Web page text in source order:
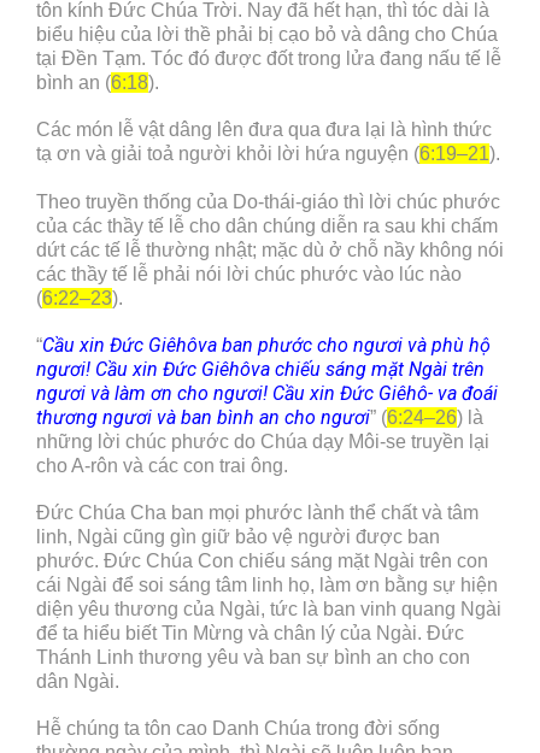
tôn kính Đức Chúa Trời. Nay đã hết hạn, thì tóc dài là
biểu hiệu của lời thề phải bị cạo bỏ và dâng cho Chúa
tại Đền Tạm. Tóc đó được đốt trong lửa đang nấu tế lễ
bình an (6:18).
Các món lễ vật dâng lên đưa qua đưa lại là hình thức
tạ ơn và giải toả người khỏi lời hứa nguyện (6:19–21).
Theo truyền thống của Do-thái-giáo thì lời chúc phước
của các thầy tế lễ cho dân chúng diễn ra sau khi chấm
dứt các tế lễ thường nhật; mặc dù ở chỗ nầy không nói
các thầy tế lễ phải nói lời chúc phước vào lúc nào
(6:22–23).
“Cầu xin Đức Giêhôva ban phước cho ngươi và phù hộ
ngươi! Cầu xin Đức Giêhôva chiếu sáng mặt Ngài trên
ngươi và làm ơn cho ngươi! Cầu xin Đức Giêhô- va đoái
thương ngươi và ban bình an cho ngươi” (6:24–26) là
những lời chúc phước do Chúa dạy Môi-se truyền lại
cho A-rôn và các con trai ông.
Đức Chúa Cha ban mọi phước lành thể chất và tâm
linh, Ngài cũng gìn giữ bảo vệ người được ban
phước. Đức Chúa Con chiếu sáng mặt Ngài trên con
cái Ngài để soi sáng tâm linh họ, làm ơn bằng sự hiện
diện yêu thương của Ngài, tức là ban vinh quang Ngài
để ta hiểu biết Tin Mừng và chân lý của Ngài. Đức
Thánh Linh thương yêu và ban sự bình an cho con
dân Ngài.
Hễ chúng ta tôn cao Danh Chúa trong đời sống